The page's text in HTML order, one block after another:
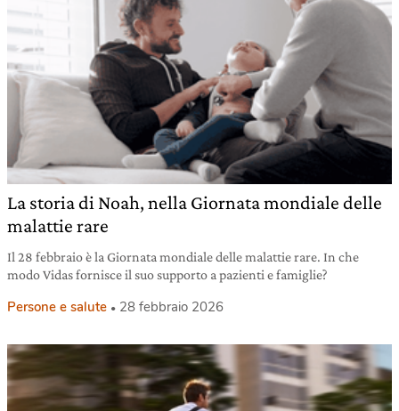
La storia di Noah, nella Giornata mondiale delle
malattie rare
Il 28 febbraio è la Giornata mondiale delle malattie rare. In che
modo Vidas fornisce il suo supporto a pazienti e famiglie?
Persone e salute 28 febbraio 2026